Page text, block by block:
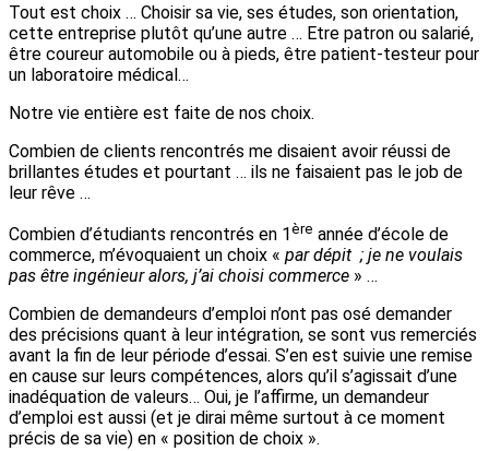
Tout est choix … Choisir sa vie, ses études, son orientation,
cette entreprise plutôt qu’une autre … Etre patron ou salarié,
être coureur automobile ou à pieds, être patient-testeur pour
un laboratoire médical…
Notre vie entière est faite de nos choix.
Combien de clients rencontrés me disaient avoir réussi de
brillantes études et pourtant … ils ne faisaient pas le job de
leur rêve …
Combien d’étudiants rencontrés en 1 ère année d’école de
commerce, m’évoquaient un choix « par dépit ; je ne voulais
pas être ingénieur alors, j’ai choisi commerce » …
Combien de demandeurs d’emploi n’ont pas osé demander
des précisions quant à leur intégration, se sont vus remerciés
avant la fin de leur période d’essai. S’en est suivie une remise
en cause sur leurs compétences, alors qu’il s’agissait d’une
inadéquation de valeurs… Oui, je l’affirme, un demandeur
d’emploi est aussi (et je dirai même surtout à ce moment
précis de sa vie) en « position de choix ».